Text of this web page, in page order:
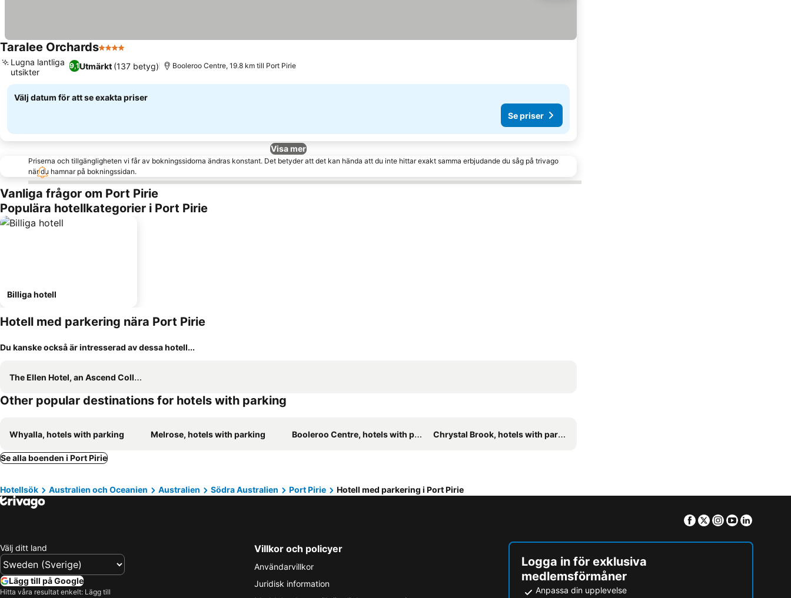
Taralee Orchards4 Stjärnor
9,1Utmärkt (137 betyg)
Lugna lantliga
utsikter
Booleroo Centre, 19.8 km till Port Pirie
Välj datum för att se exakta priser
Se priser
Visa mer
Priserna och tillgängligheten vi får av bokningssidorna ändras konstant. Det betyder att det kan hända att du inte hittar exakt samma erbjudande du såg på trivago
när du hamnar på bokningssidan.
Vanliga frågor om Port Pirie
Populära hotellkategorier i Port Pirie
Billiga hotell
Hotell med parkering nära Port Pirie
Du kanske också är intresserad av dessa hotell...
The Ellen Hotel, an Ascend Collection Hotel
Other popular destinations for hotels with parking
Whyalla, hotels with parking Melrose, hotels with parking Booleroo Centre, hotels with parking Chrystal Brook, hotels with parking
Se alla boenden i Port Pirie
Hotellsök Australien och Oceanien Australien Södra Australien Port Pirie Hotell med parkering i Port Pirie
Facebook
TwitterInstagram
Youtube
Välj ditt land
Lägg till på Google
Hitta våra resultat enkelt: Lägg till
Villkor och policyer
Användarvillkor
Juridisk information
Logga in för exklusiva
medlemsförmåner
Anpassa din upplevelse